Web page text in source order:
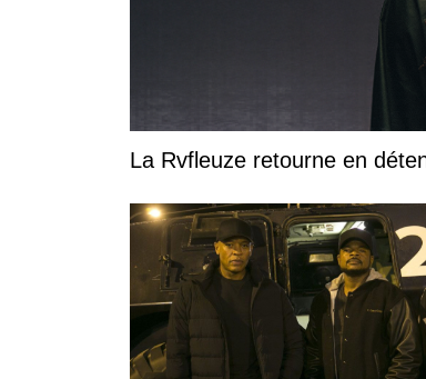
La Rvfleuze retourne en